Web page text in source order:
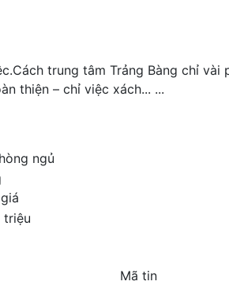
trung tâm Trảng Bàng chỉ vài
thiện – chỉ việc xách... ...
ngủ
triệu
Mã tin